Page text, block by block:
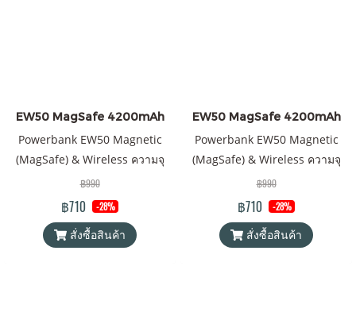
EW50 MagSafe 4200mAh
Powerbank EW50 Magnetic
(MagSafe) & Wireless ความจุ
4200mAh QC 3.0 | PD 15W พา
วเวอร์แบงค์ Orsen by Eloop ของ
แท้ 100% ได้รับมาตรฐาน
มอก.2879-2560 แถมฟรี! ซองใส่
฿990
฿710 -28%
สั่งซื้อสินค้า
EW50 MagSafe 4200mAh
Powerbank EW50 Magnetic
(MagSafe) & Wireless ความจุ
4200mAh QC 3.0 | PD 15W พา
วเวอร์แบงค์ Orsen by Eloop ของ
แท้ 100% ได้รับมาตรฐาน
มอก.2879-2560 แถมฟรี! ซองใส่
฿990
฿710 -28%
สั่งซื้อสินค้า